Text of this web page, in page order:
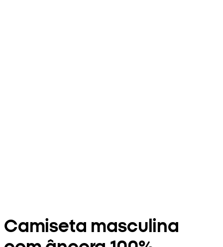
Camiseta masculina